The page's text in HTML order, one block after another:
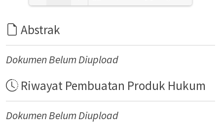
Abstrak
Dokumen Belum Diupload
Riwayat Pembuatan Produk Hukum
Dokumen Belum Diupload